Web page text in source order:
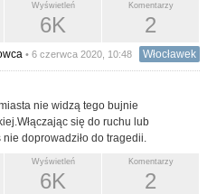
Komentarzy
2
Wyświetleń
6K
• 6 czerwca 2020, 10:48 Włocławek
nie widzą tego bujnie
się do ruchu lub
doprowadziło do tragedii.
Komentarzy
2
Wyświetleń
6K